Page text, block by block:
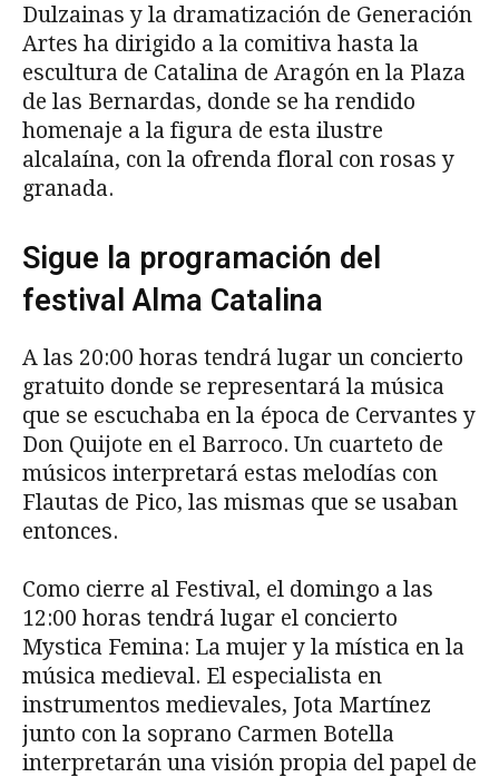
Dulzainas y la dramatización de Generación
Artes ha dirigido a la comitiva hasta la
escultura de Catalina de Aragón en la Plaza
de las Bernardas, donde se ha rendido
homenaje a la figura de esta ilustre
alcalaína, con la ofrenda floral con rosas y
granada.
Sigue la programación del
festival Alma Catalina
A las 20:00 horas tendrá lugar un concierto
gratuito donde se representará la música
que se escuchaba en la época de Cervantes y
Don Quijote en el Barroco. Un cuarteto de
músicos interpretará estas melodías con
Flautas de Pico, las mismas que se usaban
entonces.
Como cierre al Festival, el domingo a las
12:00 horas tendrá lugar el concierto
Mystica Femina: La mujer y la mística en la
música medieval. El especialista en
instrumentos medievales, Jota Martínez
junto con la soprano Carmen Botella
interpretarán una visión propia del papel de